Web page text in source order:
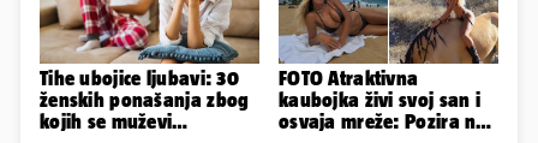
Tihe ubojice ljubavi: 30
ženskih ponašanja zbog
kojih se muževi
FOTO Atraktivna
kaubojka živi svoj san i
osvaja mreže: Pozira na